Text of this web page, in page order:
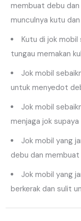
membuat debu
munculnya kutu
Kutu di jok mobil
tungau memakan
Jok mobil
untuk menyedot
Jok mobil
menjaga jok
Jok mobil yang
debu dan
Jok mobil yang
berkerak dan sulit